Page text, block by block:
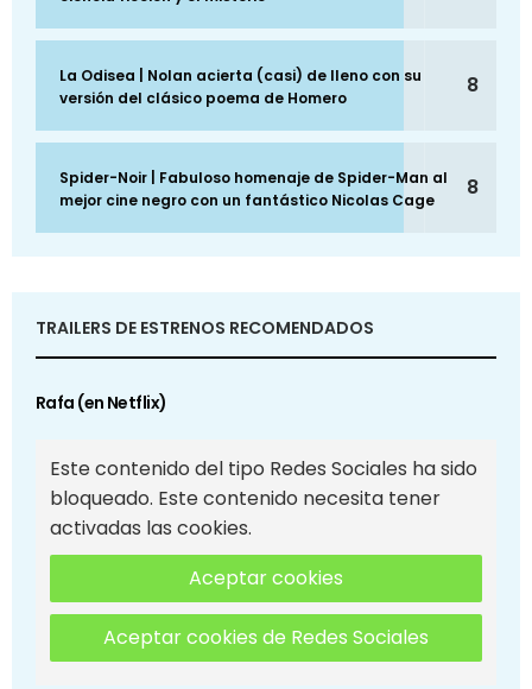
La Odisea | Nolan acierta (casi) de lleno con su
versión del clásico poema de Homero
8
Spider-Noir | Fabuloso homenaje de Spider-Man al
mejor cine negro con un fantástico Nicolas Cage
8
TRAILERS DE ESTRENOS RECOMENDADOS
Rafa (en Netflix)
Este contenido del tipo Redes Sociales ha sido
bloqueado. Este contenido necesita tener
activadas las cookies.
Aceptar cookies
Aceptar cookies de Redes Sociales